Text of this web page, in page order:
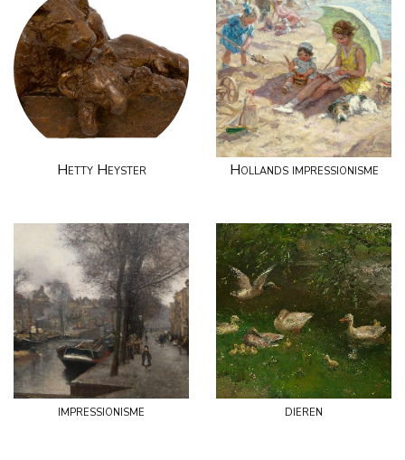
Hetty Heyster Hollands impressionisme
impressionisme dieren